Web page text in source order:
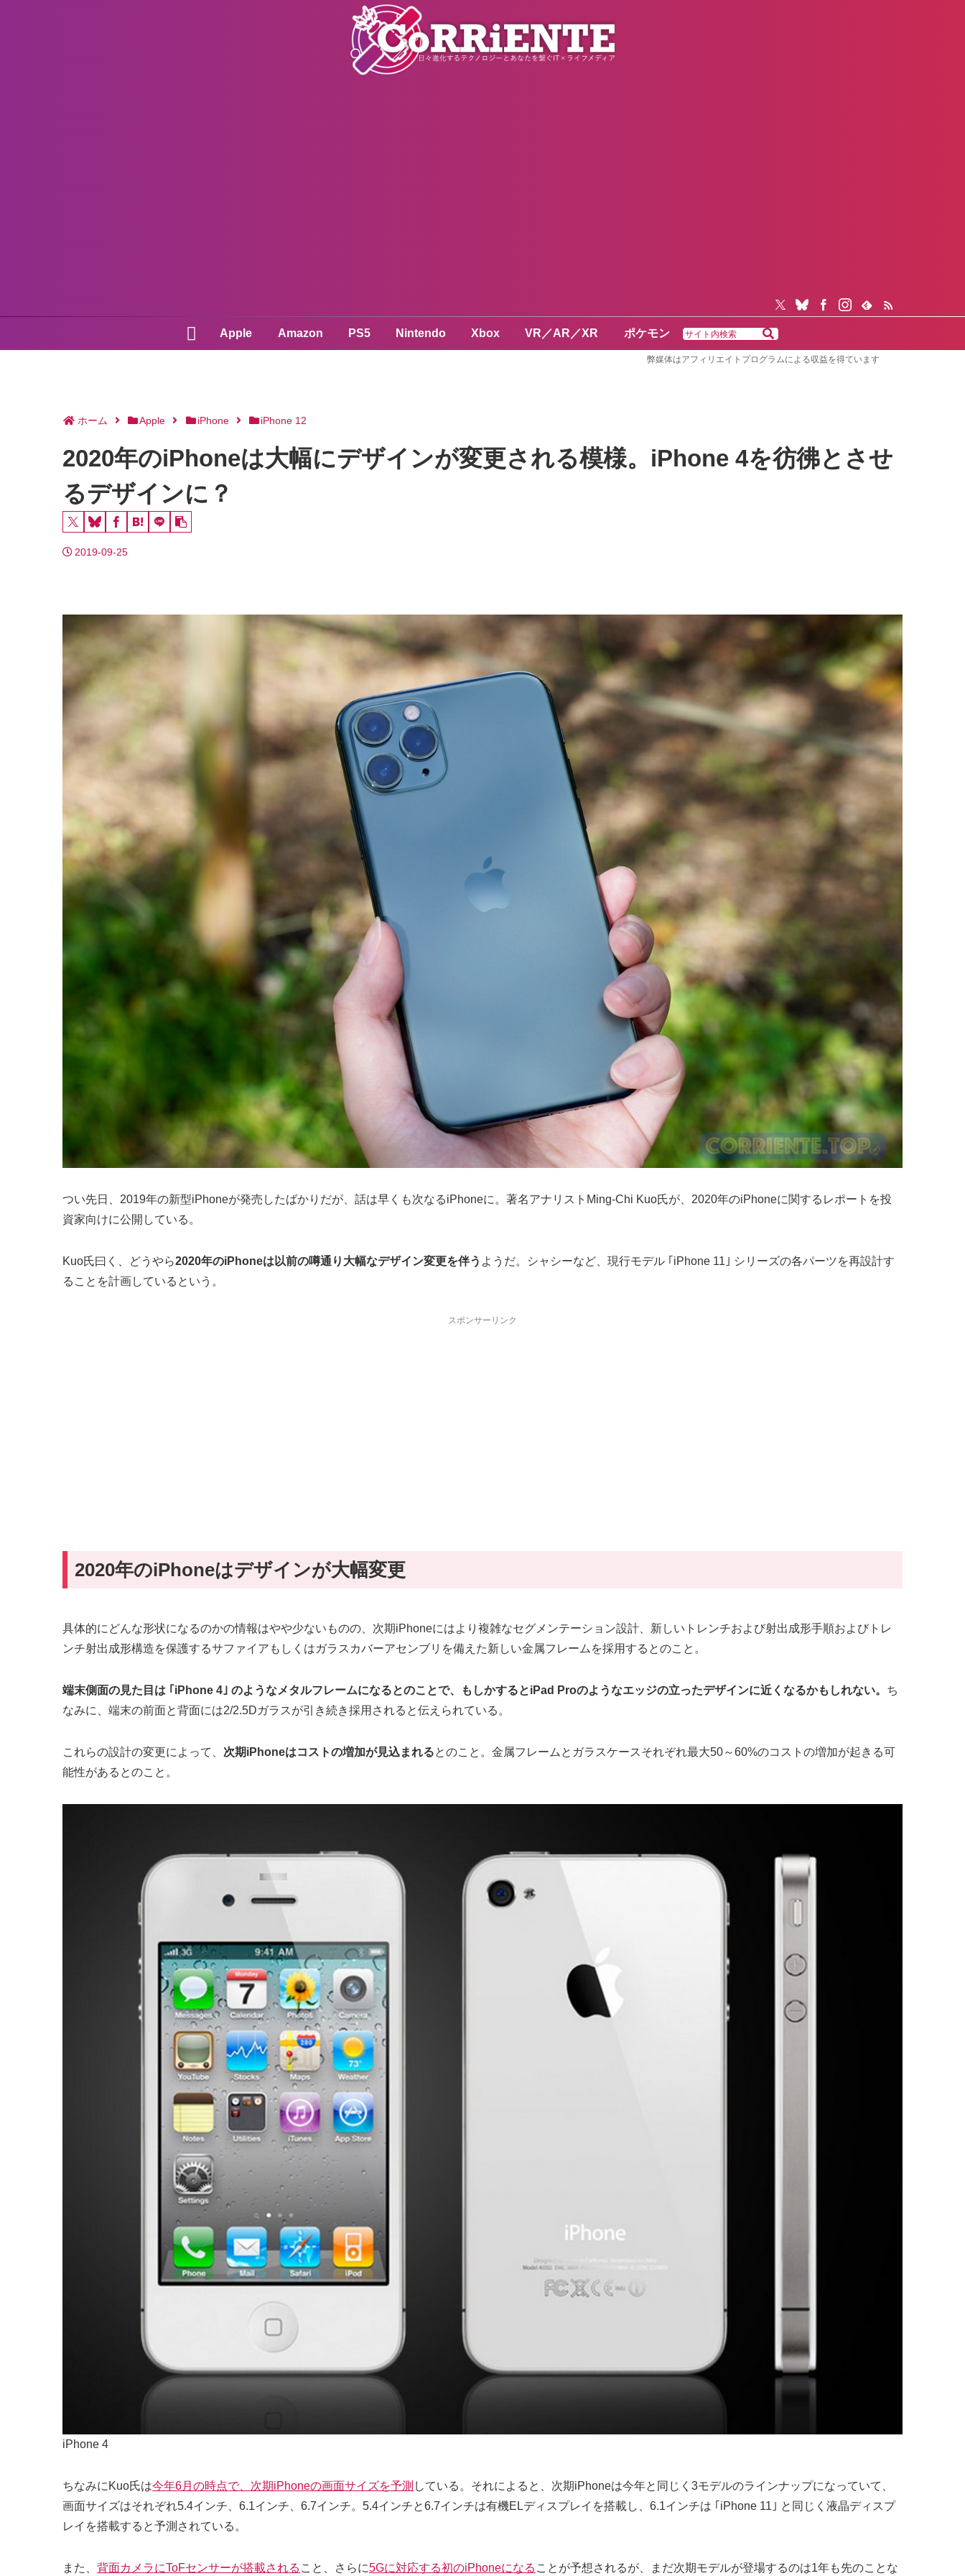
Apple Amazon PS5 Nintendo Xbox VR／AR／XR ポケモン
弊媒体はアフィリエイトプログラムによる収益を得ています
ホーム Apple iPhone iPhone 12
2020年のiPhoneは大幅にデザインが変更される模様。iPhone 4を彷彿とさせ
るデザインに？
2019-09-25
つい先日、2019年の新型iPhoneが発売したばかりだが、話は早くも次なるiPhoneに。著名アナリストMing-Chi Kuo氏が、2020年のiPhoneに関するレポートを投
資家向けに公開している。
Kuo氏曰く、どうやら2020年のiPhoneは以前の噂通り大幅なデザイン変更を伴う ようだ。シャシーなど、現行モデル ｢iPhone 11｣ シリーズの各パーツを再設計す
ることを計画しているという。
スポンサーリンク
2020年のiPhoneはデザインが大幅変更
具体的にどんな形状になるのかの情報はやや少ないものの、次期iPhoneにはより複雑なセグメンテーション設計、新しいトレンチおよび射出成形手順およびトレ
ンチ射出成形構造を保護するサファイアもしくはガラスカバーアセンブリを備えた新しい金属フレームを採用するとのこと。
端末側面の見た目は ｢iPhone 4｣ のようなメタルフレームになるとのことで、もしかするとiPad Proのようなエッジの立ったデザインに近くなるかもしれない。 ち
なみに、端末の前面と背面には2/2.5Dガラスが引き続き採用されると伝えられている。
これらの設計の変更によって、 次期iPhoneはコストの増加が見込まれるとのこと。金属フレームとガラスケースそれぞれ最大50～60%のコストの増加が起きる可
能性があるとのこと。
iPhone 4
ちなみにKuo氏は今年6月の時点で、次期iPhoneの画面サイズを予測 している。それによると、次期iPhoneは今年と同じく3モデルのラインナップになっていて、
画面サイズはそれぞれ5.4インチ、6.1インチ、6.7インチ。5.4インチと6.7インチは有機ELディスプレイを搭載し、6.1インチは ｢iPhone 11｣ と同じく液晶ディスプ
レイを搭載すると予測されている。
また、 背面カメラにToFセンサーが搭載される こと、さらに5Gに対応する初のiPhoneになる ことが予想されるが、まだ次期モデルが登場するのは1年も先のことな